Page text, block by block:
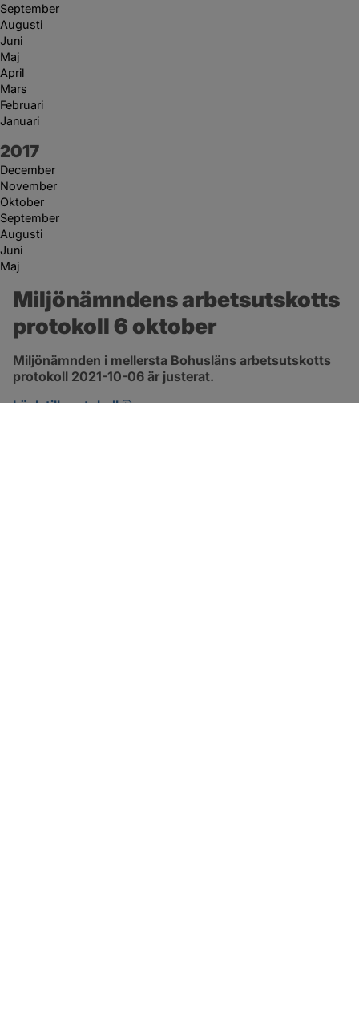
September
Augusti
Juni
Maj
April
Mars
Februari
Januari
År:
2017
December
November
Oktober
September
Augusti
Juni
Maj
Miljönämndens arbetsutskotts
protokoll 6 oktober
Miljönämnden i mellersta Bohusläns arbetsutskotts
protokoll 2021-10-06 är justerat.
Länk till protokoll
pdf, 1.3 MB, öppnas i nytt fönster.